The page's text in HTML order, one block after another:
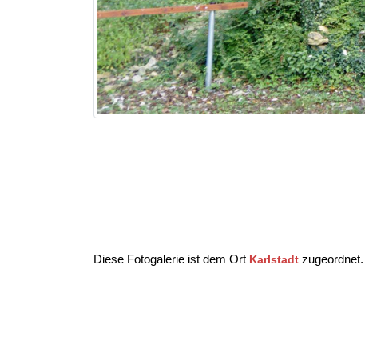
Diese Fotogalerie ist dem Ort Karlstadt zugeordnet.